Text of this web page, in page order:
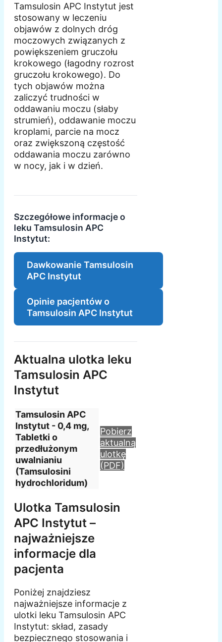
Tamsulosin APC Instytut jest
stosowany w leczeniu
objawów z dolnych dróg
moczowych związanych z
powiększeniem gruczołu
krokowego (łagodny rozrost
gruczołu krokowego). Do
tych objawów można
zaliczyć trudności w
oddawaniu moczu (słaby
strumień), oddawanie moczu
kroplami, parcie na mocz
oraz zwiększoną częstość
oddawania moczu zarówno
w nocy, jak i w dzień.
Szczegółowe informacje o
leku Tamsulosin APC
Instytut:
Dawkowanie Tamsulosin
APC Instytut
Opinie pacjentów o
Tamsulosin APC Instytut
Aktualna ulotka leku
Tamsulosin APC
Instytut
Tamsulosin APC
Instytut - 0,4 mg,
Tabletki o
przedłużonym
uwalnianiu
(Tamsulosini
hydrochloridum)
Pobierz
aktualną
ulotkę
(PDF)
Ulotka Tamsulosin
APC Instytut –
najważniejsze
informacje dla
pacjenta
Poniżej znajdziesz
najważniejsze informacje z
ulotki leku Tamsulosin APC
Instytut: skład, zasady
bezpiecznego stosowania i